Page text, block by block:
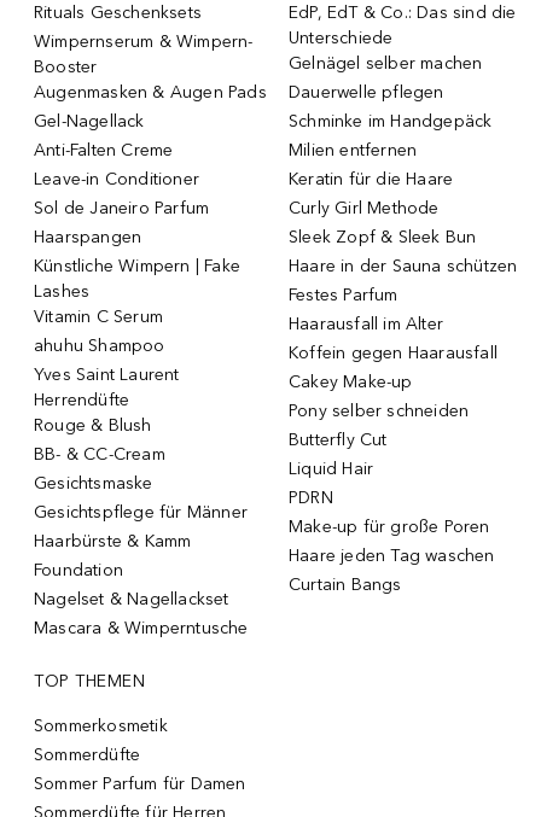
Rituals Geschenksets
Wimpernserum & Wimpern-
Booster
Augenmasken & Augen Pads
Gel-Nagellack
Anti-Falten Creme
Leave-in Conditioner
Sol de Janeiro Parfum
Haarspangen
Künstliche Wimpern | Fake
Lashes
Vitamin C Serum
ahuhu Shampoo
Yves Saint Laurent
Herrendüfte
Rouge & Blush
BB- & CC-Cream
Gesichtsmaske
Gesichtspflege für Männer
Haarbürste & Kamm
Foundation
Nagelset & Nagellackset
Mascara & Wimperntusche
EdP, EdT & Co.: Das sind die
Unterschiede
Gelnägel selber machen
Dauerwelle pflegen
Schminke im Handgepäck
Milien entfernen
Keratin für die Haare
Curly Girl Methode
Sleek Zopf & Sleek Bun
Haare in der Sauna schützen
Festes Parfum
Haarausfall im Alter
Koffein gegen Haarausfall
Cakey Make-up
Pony selber schneiden
Butterfly Cut
Liquid Hair
PDRN
Make-up für große Poren
Haare jeden Tag waschen
Curtain Bangs
TOP THEMEN
Sommerkosmetik
Sommerdüfte
Sommer Parfum für Damen
Sommerdüfte für Herren